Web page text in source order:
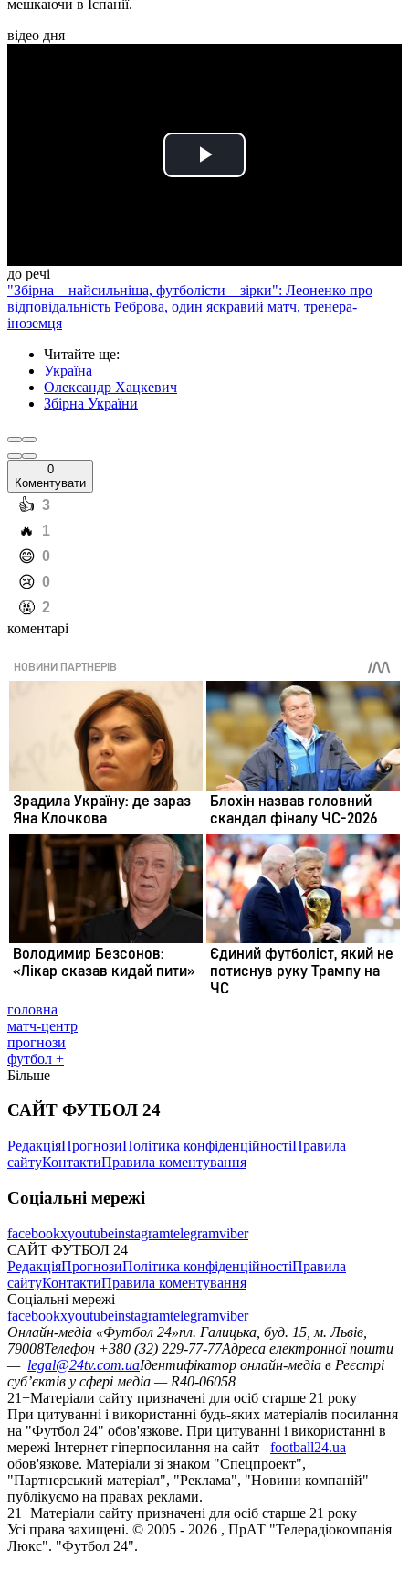
мешкаючи в Іспанії.
відео дня
Play
до речі
"Збірна – найсильніша, футболісти – зірки": Леоненко про
відповідальність Реброва, один яскравий матч, тренера-
іноземця
Читайте ще:
Україна
Олександр Хацкевич
Збірна України
0
Коментувати
️👍 3
️🔥 1
️😄 0
️😢 0
️🤬 2
коментарі
головна
матч-центр
прогнози
футбол +
Більше
САЙТ ФУТБОЛ 24
РедакціяПрогнозиПолітика конфіденційностіПравила
сайтуКонтактиПравила коментування
Соціальні мережі
facebookxyoutubeinstagramtelegramviber
САЙТ ФУТБОЛ 24
РедакціяПрогнозиПолітика конфіденційностіПравила
сайтуКонтактиПравила коментування
Соціальні мережі
facebookxyoutubeinstagramtelegramviber
Онлайн-медіа «Футбол 24»пл. Галицька, буд. 15, м. Львів,
79008Телефон +380 (32) 229-77-77Адреса електронної пошти
— legal@24tv.com.uaІдентифікатор онлайн-медіа в Реєстрі
суб’єктів у сфері медіа — R40-06058
21+Матеріали сайту призначені для осіб старше 21 року
При цитуванні і використанні будь-яких матеріалів посилання
на "Футбол 24" обов'язкове. При цитуванні і використанні в
мережі Інтернет гіперпосилання на сайт
football24.ua
обов'язкове. Матеріали зі знаком "Спецпроект",
"Партнерський матеріал", "Реклама", "Новини компаній"
публікуємо на правах реклами.
21+Матеріали сайту призначені для осіб старше 21 року
Усi права захищенi. © 2005 - 2026 , ПрАТ "Телерадіокомпанія
Люкс". "Футбол 24".